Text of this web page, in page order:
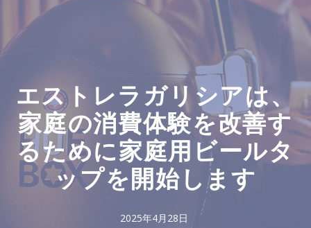
ュ
エストレラガリシアは、
家庭の消費体験を改善す
るために家庭用ビールタ
ップを開始します
2025年4月28日